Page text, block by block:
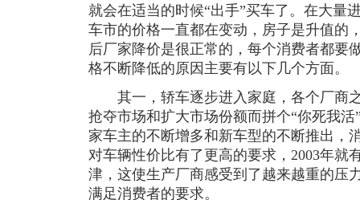
就会在适当的时候“出手”买车了。在大量
车市的价格一直都在变动，房子是升值的
后厂家降价是很正常的，每个消费者都要
格不断降低的原因主要有以下几个方面。
其一，轿车逐步进入家庭，各个厂商
抢夺市场和扩大市场份额而拼个“你死我
家车主的不断增多和新车型的不断推出，
对车辆性价比有了更高的要求，2003年就
津，这使生产厂商感受到了越来越重的压
满足消费者的要求。